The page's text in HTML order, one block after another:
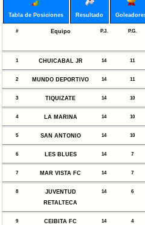
Tabla de Posiciones Resultado
# Equipo P.J. P.G.
1 CHUICABAL JR 14 11
2 MUNDO DEPORTIVO 14 11
3 TIQUIZATE 14 10
4 LA MARINA 14 10
5 SAN ANTONIO 14 10
6 LES BLUES 14 7
7 MAR VISTA FC 14 7
8
JUVENTUD
RETALTECA
14 6
9 CEIBITA FC 14 4